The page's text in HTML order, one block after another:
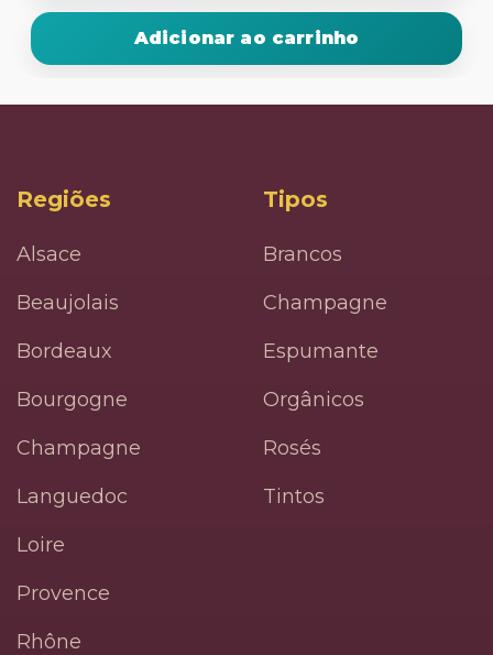
Adicionar ao carrinho
Regiões
Alsace
Beaujolais
Bordeaux
Bourgogne
Champagne
Languedoc
Loire
Provence
Rhône
Tipos
Brancos
Champagne
Espumante
Orgânicos
Rosés
Tintos